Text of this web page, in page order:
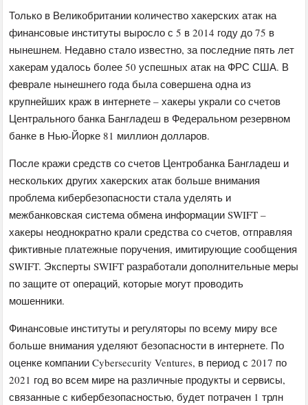
Только в Великобритании количество хакерских атак на
финансовые институты выросло с 5 в 2014 году до 75 в
нынешнем. Недавно стало известно, за последние пять лет
хакерам удалось более 50 успешных атак на ФРС США. В
феврале нынешнего года была совершена одна из
крупнейших краж в интернете – хакеры украли со счетов
Центрального банка Бангладеш в Федеральном резервном
банке в Нью-Йорке 81 миллион долларов.
После кражи средств со счетов Центробанка Бангладеш и
нескольких других хакерских атак больше внимания
проблема кибербезопасности стала уделять и
межбанковская система обмена информации SWIFT –
хакеры неоднократно крали средства со счетов, отправляя
фиктивные платежные поручения, имитирующие сообщения
SWIFT. Эксперты SWIFT разработали дополнительные меры
по защите от операций, которые могут проводить
мошенники.
Финансовые институты и регуляторы по всему миру все
больше внимания уделяют безопасности в интернете. По
оценке компании Cybersecurity Ventures, в период с 2017 по
2021 год во всем мире на различные продукты и сервисы,
связанные с кибербезопасностью, будет потрачен 1 трлн